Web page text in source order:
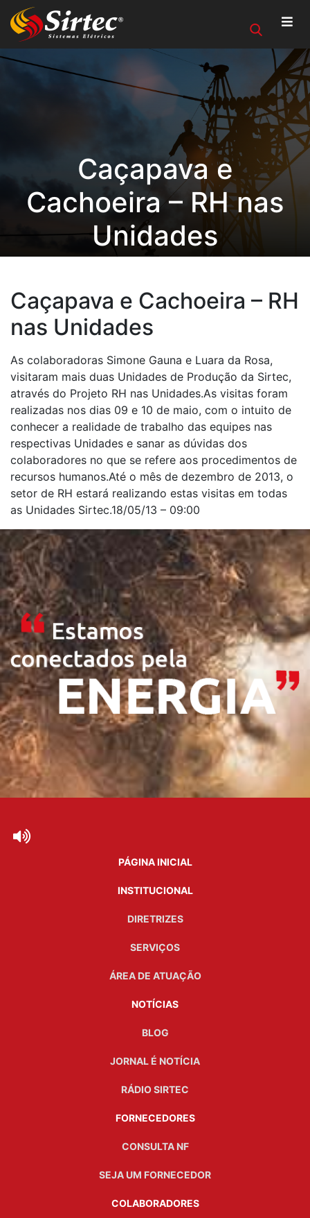
Caçapava e
Cachoeira – RH nas
Unidades
Caçapava e Cachoeira – RH
nas Unidades
As colaboradoras Simone Gauna e Luara da Rosa,
visitaram mais duas Unidades de Produção da Sirtec,
através do Projeto RH nas Unidades.As visitas foram
realizadas nos dias 09 e 10 de maio, com o intuito de
conhecer a realidade de trabalho das equipes nas
respectivas Unidades e sanar as dúvidas dos
colaboradores no que se refere aos procedimentos de
recursos humanos.Até o mês de dezembro de 2013, o
setor de RH estará realizando estas visitas em todas
as Unidades Sirtec.18/05/13 – 09:00
PÁGINA INICIAL
INSTITUCIONAL
DIRETRIZES
SERVIÇOS
ÁREA DE ATUAÇÃO
NOTÍCIAS
BLOG
JORNAL É NOTÍCIA
RÁDIO SIRTEC
FORNECEDORES
CONSULTA NF
SEJA UM FORNECEDOR
COLABORADORES